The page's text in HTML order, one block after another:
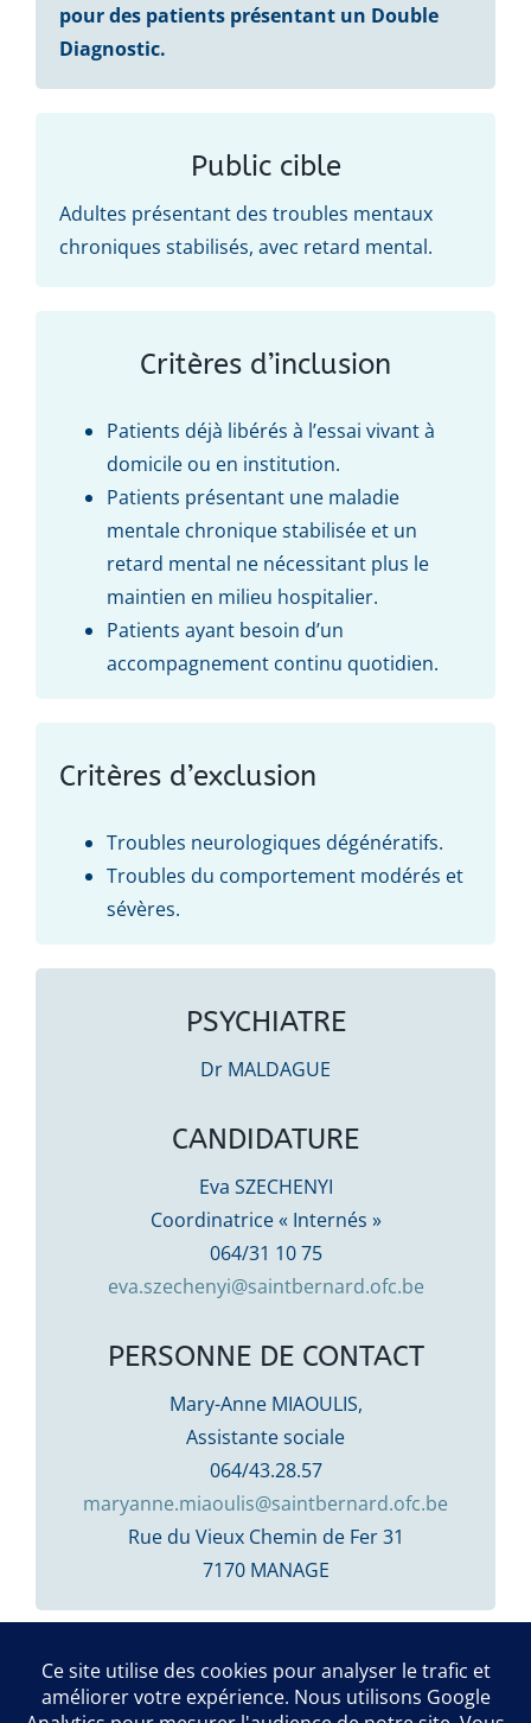
pour des patients présentant un Double
Diagnostic.
Public cible
Adultes présentant des troubles mentaux
chroniques stabilisés, avec retard mental.
Critères d’inclusion
Patients déjà libérés à l’essai vivant à
domicile ou en institution.
Patients présentant une maladie
mentale chronique stabilisée et un
retard mental ne nécessi­tant plus le
maintien en milieu hospitalier.
Patients ayant besoin d’un
accompagnement continu quotidien.
Critères d’exclusion
Troubles neurologiques dégénératifs.
Troubles du comportement modérés et
sévères.
PSYCHIATRE
Dr MALDAGUE
CANDIDATURE
Eva SZECHENYI
Coordinatrice « Internés »
064/31 10 75
eva.szechenyi@saintbernard.ofc.be
PERSONNE DE CONTACT
Mary-Anne MIAOULIS,
Assistante sociale
064/43.28.57
maryanne.miaoulis@saintbernard.ofc.be
Rue du Vieux Chemin de Fer 31
7170 MANAGE
ParSophie | 15 décembre 2021